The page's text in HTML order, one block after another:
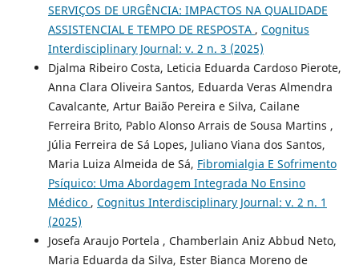
SERVIÇOS DE URGÊNCIA: IMPACTOS NA QUALIDADE
ASSISTENCIAL E TEMPO DE RESPOSTA , Cognitus
Interdisciplinary Journal: v. 2 n. 3 (2025)
Djalma Ribeiro Costa, Leticia Eduarda Cardoso Pierote,
Anna Clara Oliveira Santos, Eduarda Veras Almendra
Cavalcante, Artur Baião Pereira e Silva, Cailane
Ferreira Brito, Pablo Alonso Arrais de Sousa Martins ,
Júlia Ferreira de Sá Lopes, Juliano Viana dos Santos,
Maria Luiza Almeida de Sá, Fibromialgia E Sofrimento
Psíquico: Uma Abordagem Integrada No Ensino
Médico , Cognitus Interdisciplinary Journal: v. 2 n. 1
(2025)
Josefa Araujo Portela , Chamberlain Aniz Abbud Neto,
Maria Eduarda da Silva, Ester Bianca Moreno de